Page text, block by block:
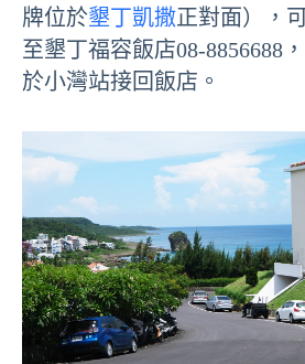
牌位於墾丁凱撒正對面），
至墾丁福容飯店08-8856688
於小灣站接回飯店。